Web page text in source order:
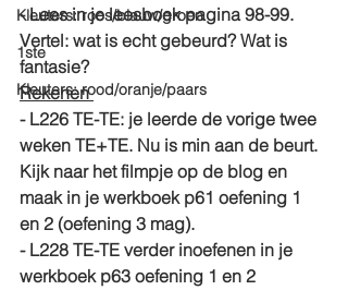
Kleuters: roos/blauw/groen
1ste
Kleuters: rood/oranje/paars
- Lees in je leesboek pagina 98-99.
Vertel: wat is echt gebeurd? Wat is
fantasie?
Rekenen
- L226 TE-TE: je leerde de vorige twee
weken TE+TE. Nu is min aan de beurt.
Kijk naar het filmpje op de blog en
maak in je werkboek p61 oefening 1
en 2 (oefening 3 mag).
- L228 TE-TE verder inoefenen in je
werkboek p63 oefening 1 en 2